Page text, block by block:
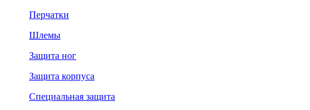
Перчатки
Шлемы
Защита ног
Защита корпуса
Специальная защита